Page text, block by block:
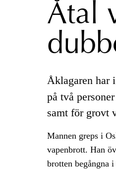
Åtal
Åklagaren har
på två
samt för grovt
Mannen greps i
vapenbrott. Han
brotten begångna